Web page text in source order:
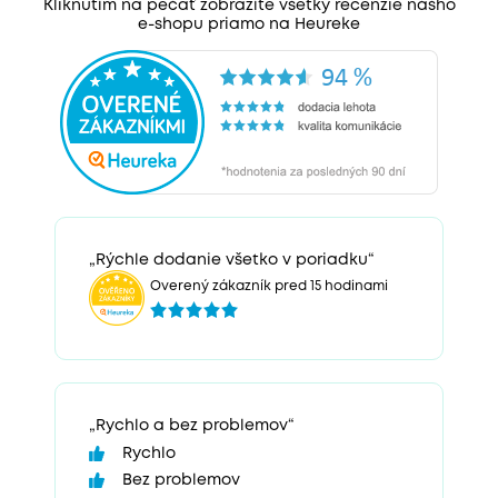
Kliknutím na pečať zobrazíte všetky recenzie nášho
e-shopu priamo na Heureke
„Rýchle dodanie všetko v poriadku“
Overený zákazník pred 15 hodinami
„Rychlo a bez problemov“
Rychlo
Bez problemov